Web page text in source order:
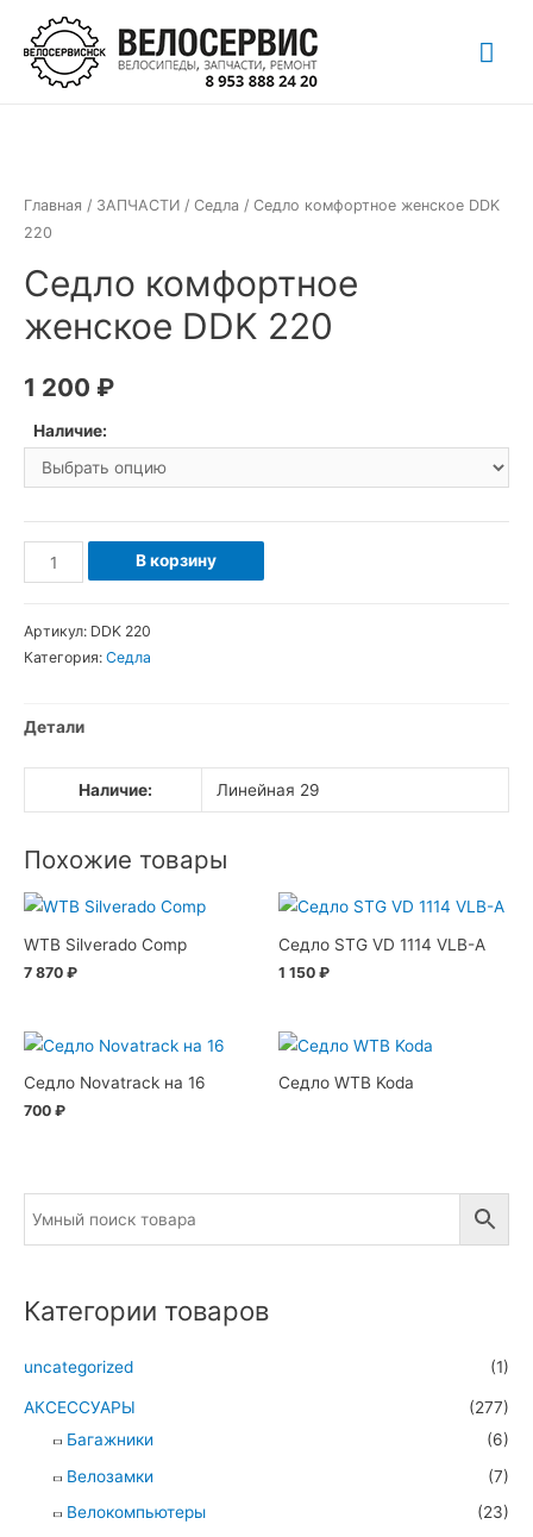
Перейти
содержимому
Главная / ЗАПЧАСТИ / Седла / Седло комфортное женское DDK
220
Седло комфортное
женское DDK 220
1 200 ₽
Наличие:
Количество
товара
комфортное
220
В корзину
Артикул: DDK 220
Категория: Седла
Детали
Наличие: Линейная 29
Похожие товары
WTB Silverado Comp
7 870 ₽
Седло STG VD 1114 VLB-A
1 150 ₽
Седло Novatrack на 16
700 ₽
Седло WTB Koda
Категории товаров
uncategorized (1)
АКСЕССУАРЫ
(277)
Багажники
(6)
Велозамки
(7)
Велокомпьютеры
(23)